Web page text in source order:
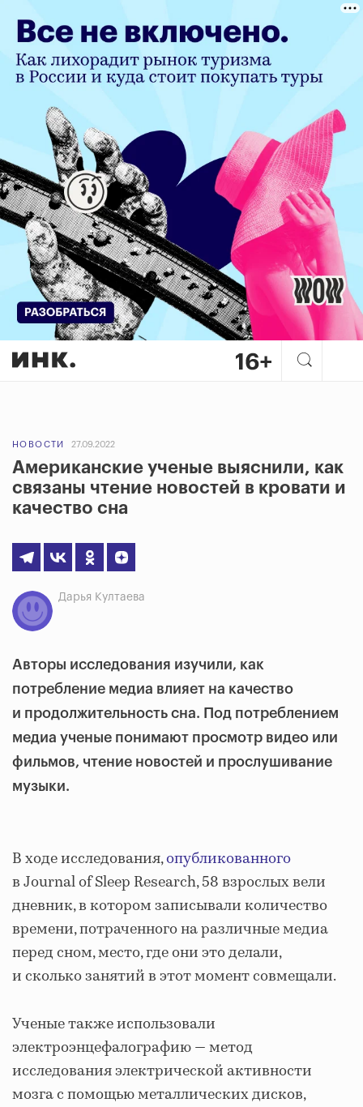
НОВОСТИ 27.09.2022
Американские ученые выяснили, как
связаны чтение новостей в кровати и
качество сна
Дарья Култаева
Авторы исследования изучили, как
потребление медиа влияет на качество
и продолжительность сна. Под потреблением
медиа ученые понимают просмотр видео или
фильмов, чтение новостей и прослушивание
музыки.
В ходе исследования,опубликованного
в Journal of Sleep Research, 58 взрослых вели
дневник, в котором записывали количество
времени, потраченного на различные медиа
перед сном, место, где они это делали,
и сколько занятий в этот момент совмещали.
Ученые также использовали
электроэнцефалографию — метод
исследования электрической активности
мозга с помощью металлических дисков,